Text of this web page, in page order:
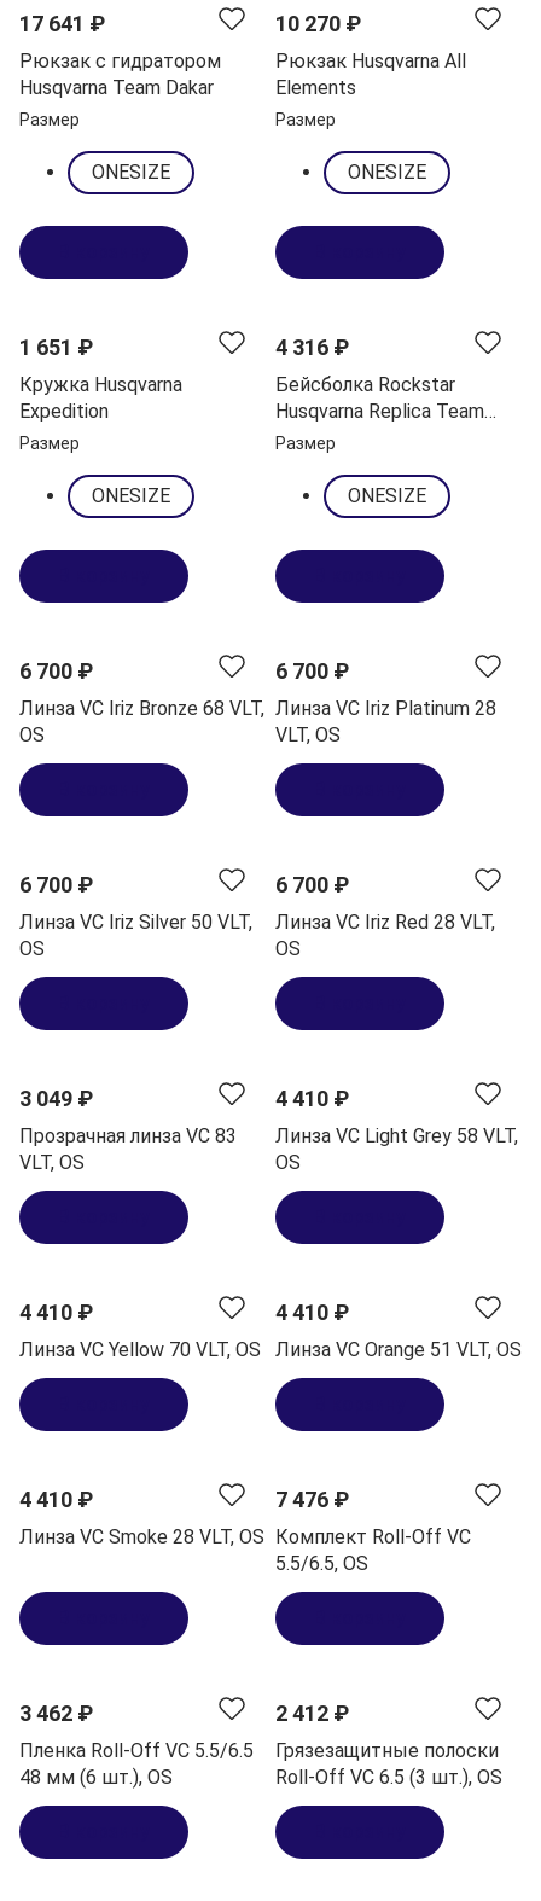
17 641 ₽
Рюкзак с гидратором
Husqvarna Team Dakar
Размер
ONESIZE
10 270 ₽
Рюкзак Husqvarna All
Elements
Размер
ONESIZE
1 651 ₽
Кружка Husqvarna
Expedition
Размер
ONESIZE
NEW
4 316 ₽
Бейсболка Rockstar
Husqvarna Replica Team
Flat Cap
Размер
ONESIZE
6 700 ₽
Линза VC Iriz Bronze 68 VLT,
OS
6 700 ₽
Линза VC Iriz Platinum 28
VLT, OS
6 700 ₽
Линза VC Iriz Silver 50 VLT,
OS
6 700 ₽
Линза VC Iriz Red 28 VLT,
OS
3 049 ₽
Прозрачная линза VC 83
VLT, OS
4 410 ₽
Линза VC Light Grey 58 VLT,
OS
4 410 ₽
Линза VC Yellow 70 VLT, OS
4 410 ₽
Линза VC Orange 51 VLT, OS
4 410 ₽
Линза VC Smoke 28 VLT, OS
7 476 ₽
Комплект Roll-Off VC
5.5/6.5, OS
3 462 ₽
Пленка Roll-Off VC 5.5/6.5
48 мм (6 шт.), OS
2 412 ₽
Грязезащитные полоски
Roll-Off VC 6.5 (3 шт.), OS